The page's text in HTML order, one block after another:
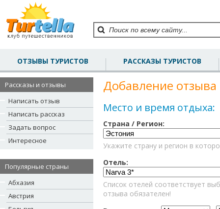
ОТЗЫВЫ ТУРИСТОВ РАССКАЗЫ ТУРИСТОВ
Рассказы и отзывы
Написать отзыв
Написать рассказ
Задать вопрос
Интересное
Популярные страны
Абхазия
Австрия
Добавление отзыва
Место и время отдыха:
Страна / Регион:
Укажите страну и регион в
Отель:
Список отелей соответствует
отзыва обязателен!